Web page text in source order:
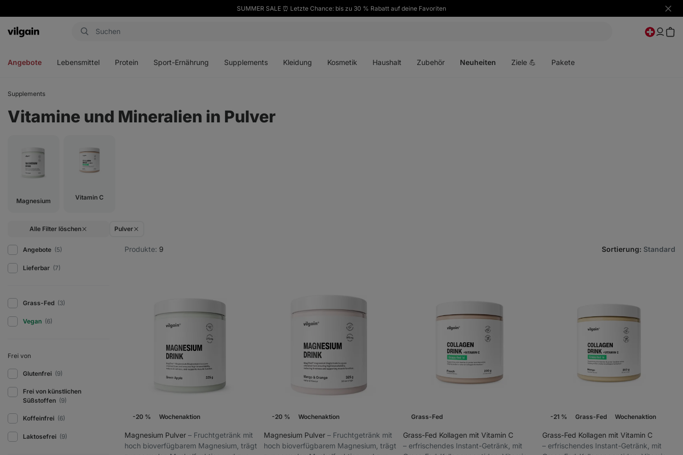
SUMMER SALE ⏰ Letzte Chance: bis zu 30 % Rabatt auf deine Favoriten
Aktin
Angebote Lebensmittel Protein Sport-Ernährung Supplements Kleidung Kosmetik Haushalt Zubehör Neuheiten Ziele 💪 Pakete
Supplements
Vitamine und Mineralien in Pulver
Magnesium Vitamin C
Alle Filter löschen Pulver
Produkte: 9 Sortierung: Standard
Angebote (5)
Lieferbar (7)
Grass-Fed (3)
Vegan (6)
Frei von
Glutenfrei (9)
Frei von künstlichen
Süßstoffen (9)
Koffeinfrei (6)
Laktosefrei (9)
-20 % Wochenaktion
Magnesium Pulver ⁠–⁠ Fruchtgetränk mit
hoch bioverfügbarem Magnesium, trägt
-20 % Wochenaktion
Magnesium Pulver ⁠–⁠ Fruchtgetränk mit
hoch bioverfügbarem Magnesium, trägt
Grass-Fed
Grass-Fed Kollagen mit Vitamin C
⁠–⁠ erfrischendes Instant-Getränk, mit
-21 % Grass-Fed Wochenaktion
Grass-Fed Kollagen mit Vitamin C
⁠–⁠ erfrischendes Instant-Getränk, mit